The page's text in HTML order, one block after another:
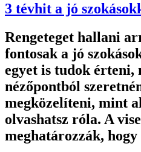
3 tévhit a jó
Rengeteget hallani
fontosak a jó
egyet is tudok érteni,
nézőpontból
megközelíteni, mint
olvashatsz róla. A
meghatározzák,